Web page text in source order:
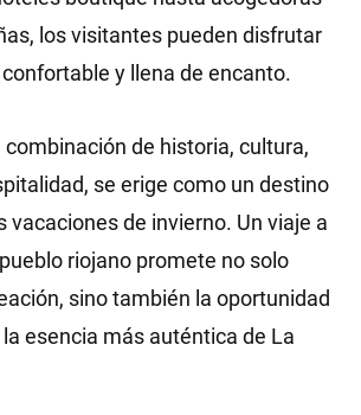
los visitantes pueden disfrutar
y llena de encanto.
combinación de historia, cultura,
se erige como un destino
vacaciones de invierno. Un viaje a
riojano promete no solo
sino también la oportunidad
esencia más auténtica de La